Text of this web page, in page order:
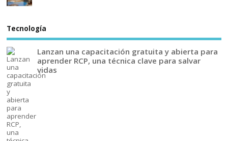
Tecnología
Lanzan una capacitación gratuita y abierta para
aprender RCP, una técnica clave para salvar
vidas